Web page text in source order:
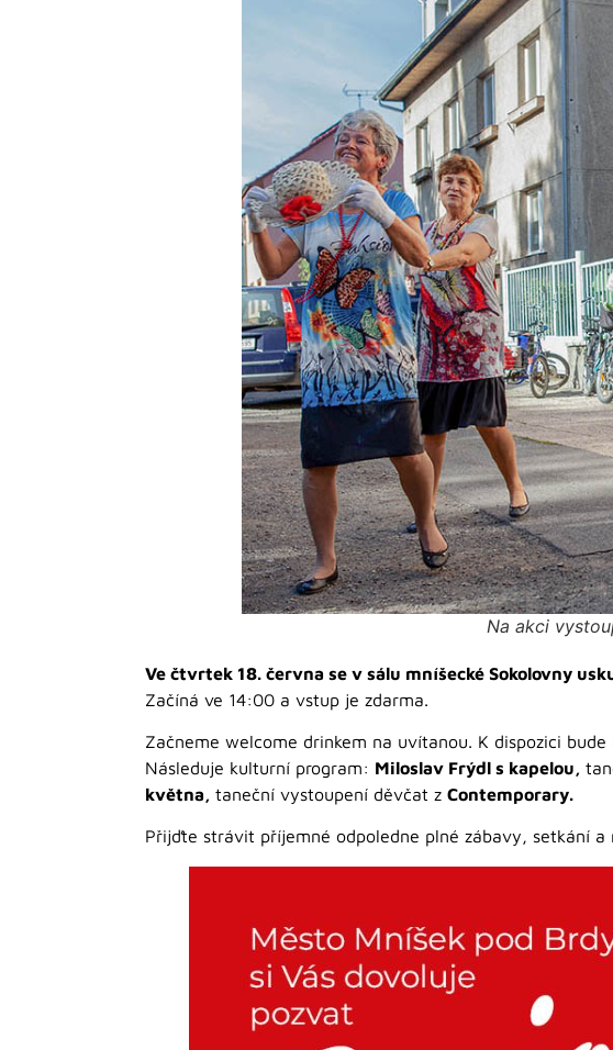
Na akci
Ve čtvrtek 18. června se v sálu mníšecké Sokolovny
Začíná ve 14:00 a vstup je zdarma.
Začneme welcome drinkem na uvítanou. K dispozici bude
Následuje kulturní program: Miloslav Frýdl s kapelou,
května, taneční vystoupení děvčat z Contemporary.
Přijďte strávit příjemné odpoledne plné zábavy, setkání a